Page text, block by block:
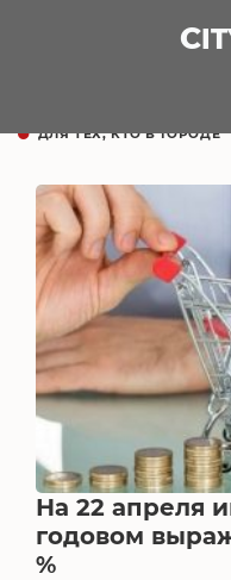
ДЛЯ ТЕХ, КТО В ГОРОДЕ
На 22 апреля
годовом
%